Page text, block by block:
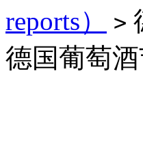
reports）
>
德国葡萄